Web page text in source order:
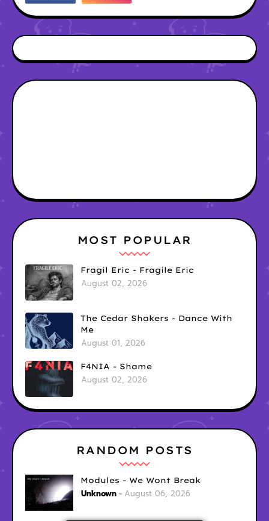
MOST POPULAR
Fragil Eric - Fragile Eric
August 02, 2026
The Cedar Shakers - Dance With
Me
August 01, 2026
F4NIA - Shame
August 02, 2026
RANDOM POSTS
Modules - We Wont Break
Unknown August 06, 2026